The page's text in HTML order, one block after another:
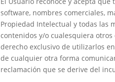
software, nombres comerciales,
Propiedad Intelectual y todas las
contenidos y/o cualesquiera otros
derecho exclusivo de utilizarlos
de cualquier otra forma
reclamación que se derive del